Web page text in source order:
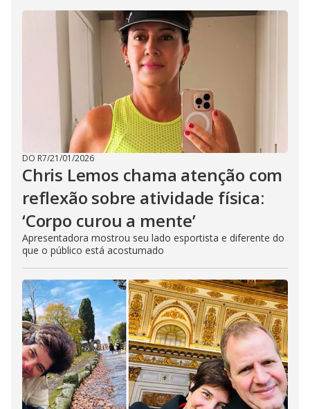
DO R7/21/01/2026
Chris Lemos chama atenção com
reflexão sobre atividade física:
‘Corpo curou a mente’
Apresentadora mostrou seu lado esportista e diferente do
que o público está acostumado